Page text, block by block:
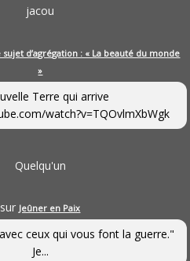
jacou
d’agrégation : « La beauté du monde
»
Terre qui arrive
watch?v=TQOvlmXbWgk
Quelqu'un
sur Jeûner en Paix
ceux qui vous font la guerre."
Je...